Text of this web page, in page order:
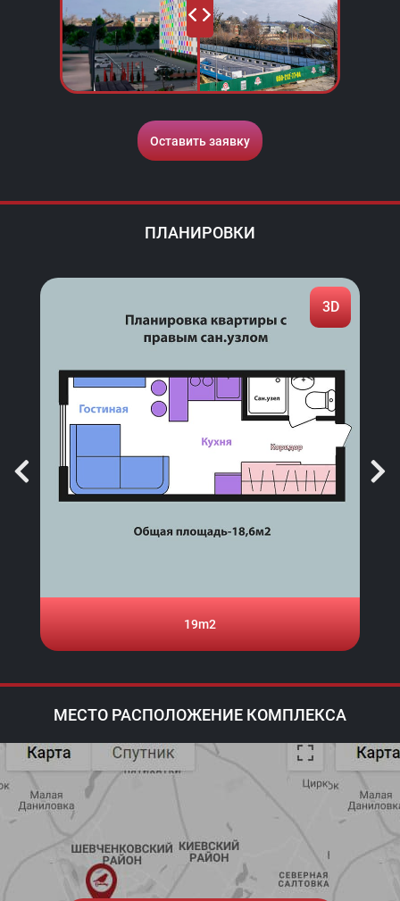
Оставить заявку
ПЛАНИРОВКИ
3D
19m2
19m2
МЕСТО РАСПОЛОЖЕНИЕ КОМПЛЕКСА